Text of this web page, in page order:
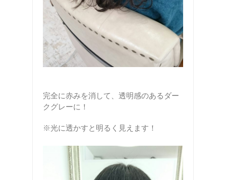
完全に赤みを消して、透明感のあるダー
クグレーに！
※光に透かすと明るく見えます！